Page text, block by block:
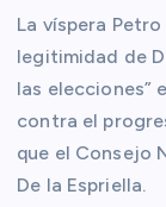
La víspera
legitimidad de
las elecciones”
contra el
que el Consejo
De la Espriella.